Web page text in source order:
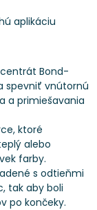
aplikáciu
Bond-
spevniť vnútornú
a primiešavania
ktoré
alebo
farby.
s odtieňmi
tak aby boli
po končeky.